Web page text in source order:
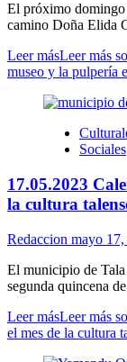
El próximo domingo
camino Doña Elida
Leer másLeer más
museo y la pulpería
Sociales
17.05.2023
la cultura
Redaccion mayo
El municipio de Tala
segunda quincena
Leer másLeer más
el mes de la cultura